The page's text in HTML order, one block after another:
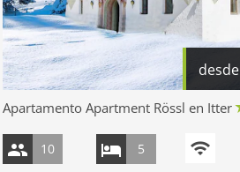
desde
Apartamento Apartment Rössl en Itter
10 5